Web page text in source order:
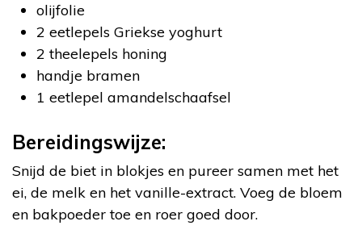
olijfolie
2 eetlepels Griekse yoghurt
2 theelepels honing
handje bramen
1 eetlepel amandelschaafsel
Bereidingswijze:
Snijd de biet in blokjes en pureer samen met het
ei, de melk en het vanille-extract. Voeg de bloem
en bakpoeder toe en roer goed door.